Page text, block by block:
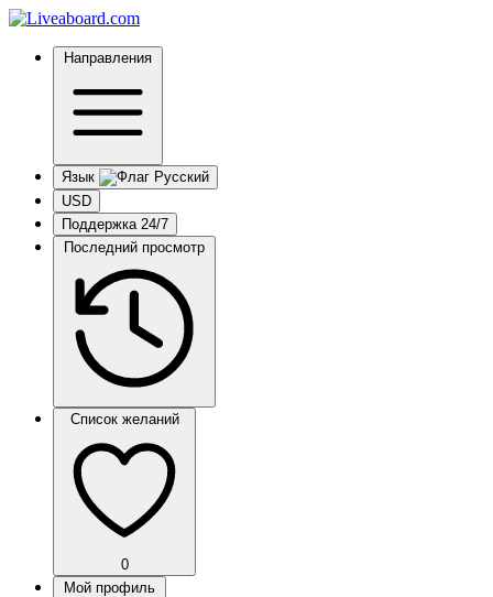
Направления
Язык
USD
Поддержка 24/7
Последний просмотр
Список желаний
0
Мой профиль